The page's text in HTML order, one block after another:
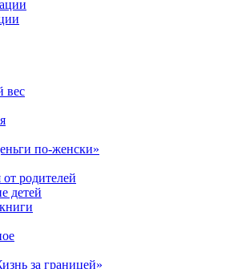
вес
по-женски»
родителей
детей
за границей»